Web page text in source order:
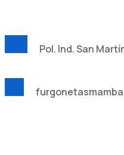
Pol. Ind. San